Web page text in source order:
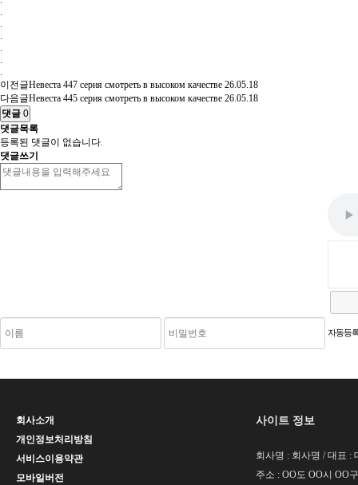
.
.
.
.
.
.
이전글Невеста 447 серия смотреть в высоком качестве 26.05.18
다음글Невеста 445 серия смотреть в высоком качестве 26.05.18
댓글 0
댓글목록
등록된 댓글이 없습니다.
댓글쓰기
자동등
회사소개
개인정보처리방침
서비스이용약관
모바일버전
사이트 정보
회사명 : 회사명 / 대표 :
주소 : OO도 OO시 OO